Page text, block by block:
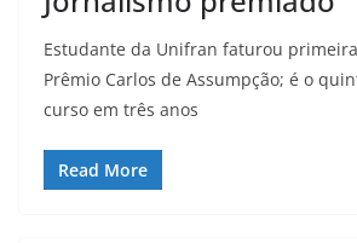
Estudante da Unifran faturou
Prêmio Carlos de Assumpção; é o
curso em três anos
Read More